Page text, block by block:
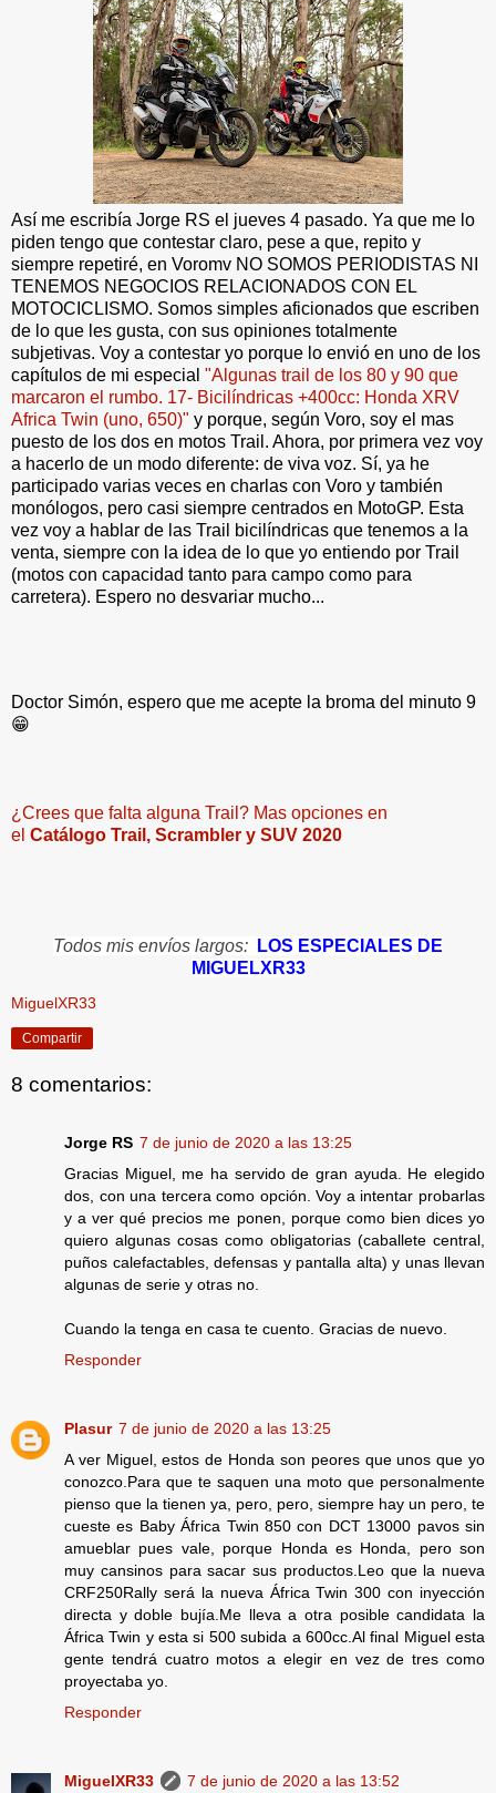
Así me escribía Jorge RS el jueves 4 pasado. Ya que me lo
piden tengo que contestar claro, pese a que, repito y
siempre repetiré, en Voromv NO SOMOS PERIODISTAS NI
TENEMOS NEGOCIOS RELACIONADOS CON EL
MOTOCICLISMO. Somos simples aficionados que escriben
de lo que les gusta, con sus opiniones totalmente
subjetivas. Voy a contestar yo porque lo envió en uno de los
capítulos de mi especial "Algunas trail de los 80 y 90 que
marcaron el rumbo. 17- Bicilíndricas +400cc: Honda XRV
Africa Twin (uno, 650)" y porque, según Voro, soy el mas
puesto de los dos en motos Trail. Ahora, por primera vez voy
a hacerlo de un modo diferente: de viva voz. Sí, ya he
participado varias veces en charlas con Voro y también
monólogos, pero casi siempre centrados en MotoGP. Esta
vez voy a hablar de las Trail bicilíndricas que tenemos a la
venta, siempre con la idea de lo que yo entiendo por Trail
(motos con capacidad tanto para campo como para
carretera). Espero no desvariar mucho...
Doctor Simón, espero que me acepte la broma del minuto 9
😁
¿Crees que falta alguna Trail? Mas opciones en
el Catálogo Trail, Scrambler y SUV 2020
Todos mis envíos largos:
LOS ESPECIALES DE
MIGUELXR33
MiguelXR33
Compartir
8 comentarios:
Jorge RS 7 de junio de 2020 a las 13:25
Gracias Miguel, me ha servido de gran ayuda. He elegido
dos, con una tercera como opción. Voy a intentar probarlas
y a ver qué precios me ponen, porque como bien dices yo
quiero algunas cosas como obligatorias (caballete central,
puños calefactables, defensas y pantalla alta) y unas llevan
algunas de serie y otras no.
Cuando la tenga en casa te cuento. Gracias de nuevo.
Responder
Plasur 7 de junio de 2020 a las 13:25
A ver Miguel, estos de Honda son peores que unos que yo
conozco.Para que te saquen una moto que personalmente
pienso que la tienen ya, pero, pero, siempre hay un pero, te
cueste es Baby África Twin 850 con DCT 13000 pavos sin
amueblar pues vale, porque Honda es Honda, pero son
muy cansinos para sacar sus productos.Leo que la nueva
CRF250Rally será la nueva África Twin 300 con inyección
directa y doble bujía.Me lleva a otra posible candidata la
África Twin y esta si 500 subida a 600cc.Al final Miguel esta
gente tendrá cuatro motos a elegir en vez de tres como
proyectaba yo.
Responder
MiguelXR33 7 de junio de 2020 a las 13:52